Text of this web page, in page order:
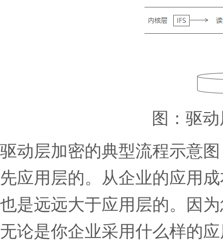
图：驱
驱动层加密的典型流程示意
先应用层的。从企业的应用
也是远远大于应用层的。因
无论是你企业采用什么样的